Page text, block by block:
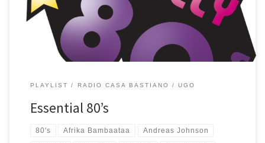
ricordi dei mitici anni 80. […]
PLAYLIST RADIO CASA BASTIANO UGO
Essential 80’s
80's Afrika Bambaataa Andreas Johnson